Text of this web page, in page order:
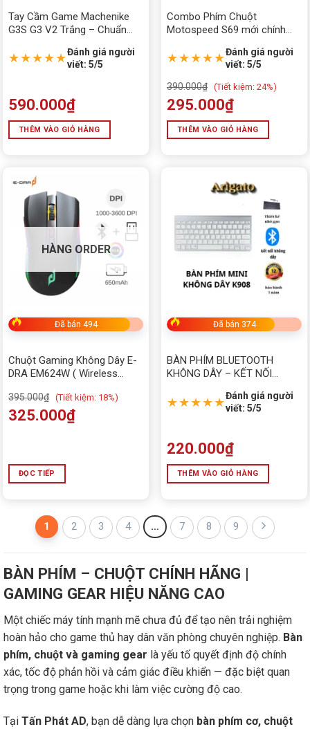
Tay Cầm Game Machenike
G3S G3 V2 Trắng – Chuẩn
Cho Game Thủ Hiện Đại
★★★★★Đánh giá người
viết: 5/5
590.000₫
THÊM VÀO GIỎ HÀNG
Combo Phím Chuột
Motospeed S69 mới chính
★★★★★Đánh giá người
viết: 5/5
390.000₫ (Tiết kiệm: 24%)
295.000₫
THÊM VÀO GIỎ HÀNG
HÀNG ORDER
Đã bán 494
Chuột Gaming Không Dây E-
DRA EM624W ( Wireless
395.000₫ (Tiết kiệm: 18%)
325.000₫
ĐỌC TIẾP
Đã bán 374
BÀN PHÍM BLUETOOTH
KHÔNG DÂY – KẾT NỐI
★★★★★Đánh giá người
viết: 5/5
220.000₫
THÊM VÀO GIỎ HÀNG
1 2 3 4 … 7 8 9
BÀN PHÍM – CHUỘT CHÍNH HÃNG |
GAMING GEAR HIỆU NĂNG CAO
Một chiếc máy tính mạnh mẽ chưa đủ để tạo nên trải nghiệm
hoàn hảo cho game thủ hay dân văn phòng chuyên nghiệp. Bàn
phím, chuột và gaming gear là yếu tố quyết định độ chính
xác, tốc độ phản hồi và cảm giác điều khiển — đặc biệt quan
trọng trong game hoặc khi làm việc cường độ cao.
Tại Tấn Phát AD, bạn dễ dàng lựa chọn bàn phím cơ, chuột